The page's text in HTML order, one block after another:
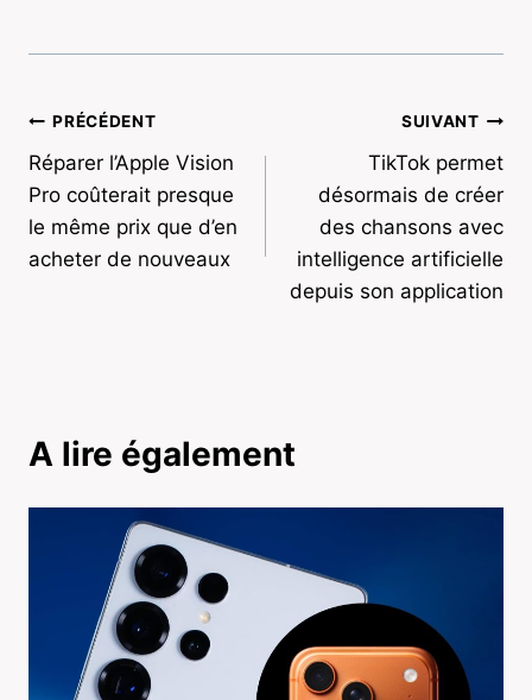
Navigation
de
l’article
PRÉCÉDENT
Réparer l’Apple Vision
Pro coûterait presque
le même prix que d’en
acheter de nouveaux
SUIVANT
TikTok permet
désormais de créer
des chansons avec
intelligence artificielle
depuis son application
A lire également